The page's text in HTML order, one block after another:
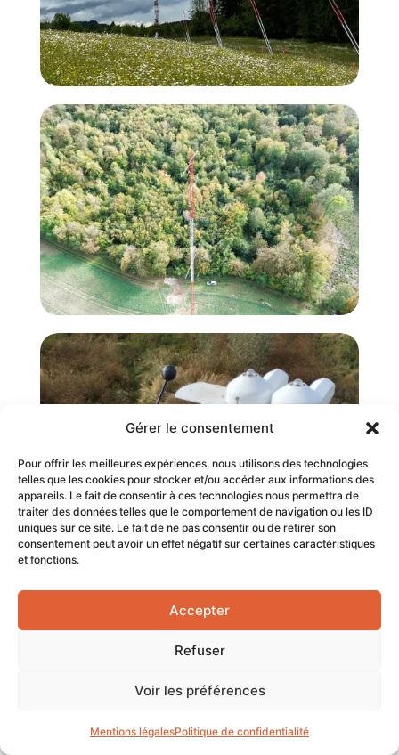
Gérer le consentement
Pour offrir les meilleures expériences, nous utilisons des technologies
telles que les cookies pour stocker et/ou accéder aux informations des
appareils. Le fait de consentir à ces technologies nous permettra de
traiter des données telles que le comportement de navigation ou les ID
uniques sur ce site. Le fait de ne pas consentir ou de retirer son
consentement peut avoir un effet négatif sur certaines caractéristiques
et fonctions.
Accepter
Refuser
Voir les préférences
Mentions légalesPolitique de confidentialité